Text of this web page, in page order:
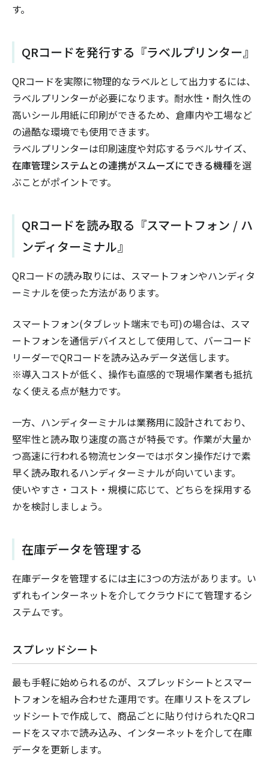
す。
QRコードを発行する『ラベルプリンター』
QRコードを実際に物理的なラベルとして出力するには、
ラベルプリンターが必要になります。耐水性・耐久性の
高いシール用紙に印刷ができるため、倉庫内や工場など
の過酷な環境でも使用できます。
ラベルプリンターは印刷速度や対応するラベルサイズ、
在庫管理システムとの連携がスムーズにできる機種を選
ぶことがポイントです。
QRコードを読み取る『スマートフォン / ハ
ンディターミナル』
QRコードの読み取りには、スマートフォンやハンディタ
ーミナルを使った方法があります。
スマートフォン(タブレット端末でも可)の場合は、スマ
ートフォンを通信デバイスとして使用して、バーコード
リーダーでQRコードを読み込みデータ送信します。
※導入コストが低く、操作も直感的で現場作業者も抵抗
なく使える点が魅力です。
一方、ハンディターミナルは業務用に設計されており、
堅牢性と読み取り速度の高さが特長です。作業が大量か
つ高速に行われる物流センターではボタン操作だけで素
早く読み取れるハンディターミナルが向いています。
使いやすさ・コスト・規模に応じて、どちらを採用する
かを検討しましょう。
在庫データを管理する
在庫データを管理するには主に3つの方法があります。い
ずれもインターネットを介してクラウドにて管理するシ
ステムです。
スプレッドシート
最も手軽に始められるのが、スプレッドシートとスマー
トフォンを組み合わせた運用です。在庫リストをスプレ
ッドシートで作成して、商品ごとに貼り付けられたQRコ
ードをスマホで読み込み、インターネットを介して在庫
データを更新します。